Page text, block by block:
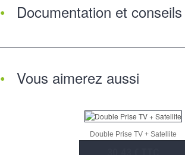
Documentation et
Vous aimerez aussi
Double Prise TV + Satellite